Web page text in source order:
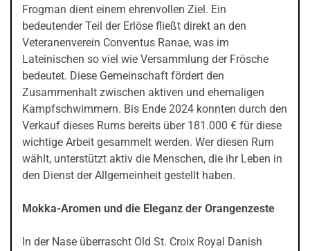
Frogman dient einem ehrenvollen Ziel. Ein
bedeutender Teil der Erlöse fließt direkt an den
Veteranenverein Conventus Ranae, was im
Lateinischen so viel wie Versammlung der Frösche
bedeutet. Diese Gemeinschaft fördert den
Zusammenhalt zwischen aktiven und ehemaligen
Kampfschwimmern. Bis Ende 2024 konnten durch den
Verkauf dieses Rums bereits über 181.000 € für diese
wichtige Arbeit gesammelt werden. Wer diesen Rum
wählt, unterstützt aktiv die Menschen, die ihr Leben in
den Dienst der Allgemeinheit gestellt haben.
Mokka-Aromen und die Eleganz der Orangenzeste
In der Nase überrascht Old St. Croix Royal Danish